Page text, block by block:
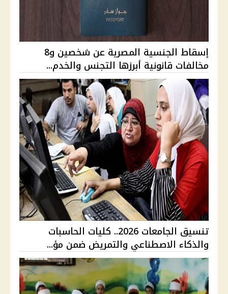
إسقاط الجنسية المصرية عن شخصين و8
مخالفات قانونية أبرزها التجنس والخدم...
تنسيق الجامعات 2026.. كليات الحاسبات
والذكاء الاصطناعي والتمريض ضمن مؤ...